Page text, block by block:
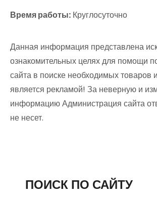
Время работы: Круглосуточно
Данная информация представлена
ознакомительных целях для помощи
сайта в поиске необходимых товаров
является рекламой! За неверную и
информацию Администрация сайта
не несет.
ПОИСК ПО САЙТУ